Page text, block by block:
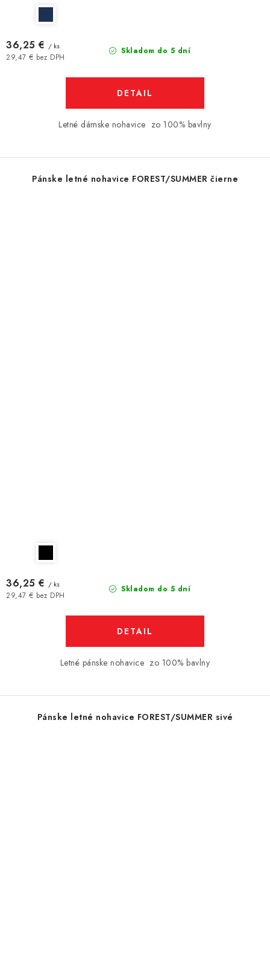
Skladom do 5 dní
29,47 € bez DPH
36,25 € / ks
DETAIL
Letné dámske nohavice zo 100% bavlny
Pánske letné nohavice FOREST/SUMMER čierne
Skladom do 5 dní
29,47 € bez DPH
36,25 € / ks
DETAIL
Letné pánske nohavice zo 100% bavlny
Pánske letné nohavice FOREST/SUMMER sivé